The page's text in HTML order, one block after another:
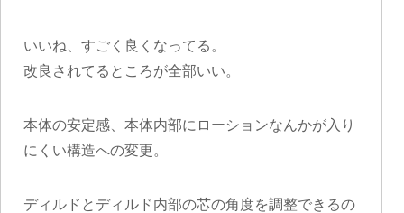
いいね、すごく良くなってる。
改良されてるところが全部いい。
本体の安定感、本体内部にローションなんかが入り
にくい構造への変更。
ディルドとディルド内部の芯の角度を調整できるの